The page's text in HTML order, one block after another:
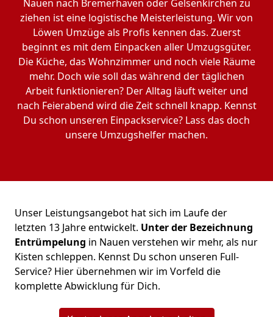
Nauen nach Bremer­haven oder Gelsenkirchen zu
ziehen ist eine logistische Meisterleistung. Wir von
Löwen Umzüge als Profis kennen das. Zuerst
beginnt es mit dem Einpacken aller Umzugsgüter.
Die Küche, das Wohnzimmer und noch viele Räume
mehr. Doch wie soll das während der täglichen
Arbeit funktionieren? Der Alltag läuft weiter und
nach Feierabend wird die Zeit schnell knapp. Kennst
Du schon unseren Einpackservice? Lass das doch
unsere Umzugshelfer machen.
Unser Leistungsangebot hat sich im Laufe der
letzten 13 Jahre entwickelt. Unter der Bezeichnung
Entrümpelung in Nauen verstehen wir mehr, als nur
Kisten schleppen. Kennst Du schon unseren Full-
Service? Hier übernehmen wir im Vorfeld die
komplette Abwicklung für Dich.